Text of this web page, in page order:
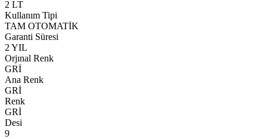
2 LT
Kullanım Tipi
TAM OTOMATİK
Garanti Süresi
2 YIL
Orjınal Renk
GRİ
Ana Renk
GRİ
Renk
GRİ
Desi
9